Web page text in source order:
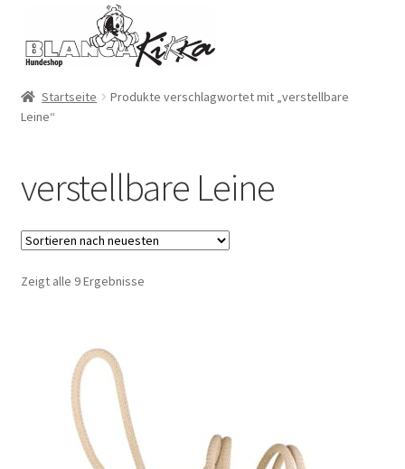
Navigation
springen
Inhalt
springen
Startseite
Produkte verschlagwortet mit „verstellbare
Leine“
verstellbare Leine
Zeigt alle 9 Ergebnisse